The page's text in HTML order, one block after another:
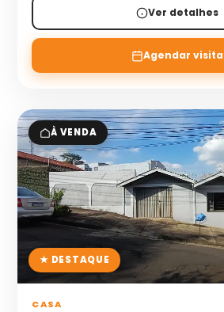
Ver detalhes
Agendar visita
À VENDA
★ DESTAQUE
CASA